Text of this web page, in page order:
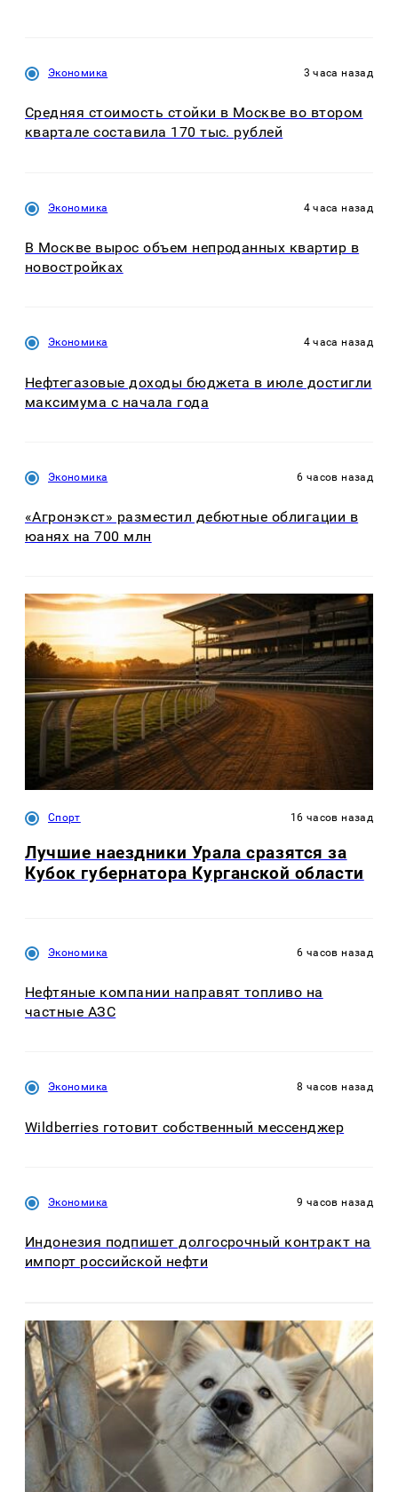
Экономика 3 часа назад
Средняя стоимость стойки в Москве во втором
квартале составила 170 тыс. рублей
Экономика 4 часа назад
В Москве вырос объем непроданных квартир в
новостройках
Экономика 4 часа назад
Нефтегазовые доходы бюджета в июле достигли
максимума с начала года
Экономика 6 часов назад
«Агронэкст» разместил дебютные облигации в
юанях на 700 млн
Спорт 16 часов назад
Лучшие наездники Урала сразятся за
Кубок губернатора Курганской области
Экономика 6 часов назад
Нефтяные компании направят топливо на
частные АЗС
Экономика 8 часов назад
Wildberries готовит собственный мессенджер
Экономика 9 часов назад
Индонезия подпишет долгосрочный контракт на
импорт российской нефти